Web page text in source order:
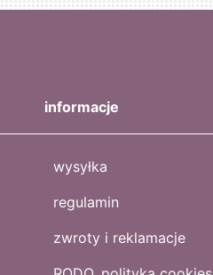
informacje
wysyłka
regulamin
zwroty i reklamacje